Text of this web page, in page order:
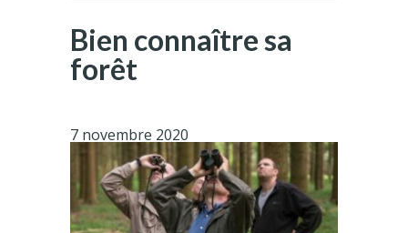
Blog
Bien connaître sa
forêt
7 novembre 2020